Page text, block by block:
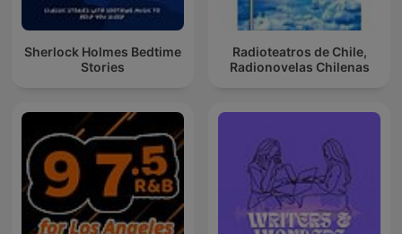
Sherlock Holmes Bedtime
Stories
Radioteatros de Chile,
Radionovelas Chilenas